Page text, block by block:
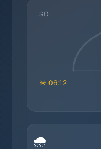
SOL
☼ 06:12
🌧️